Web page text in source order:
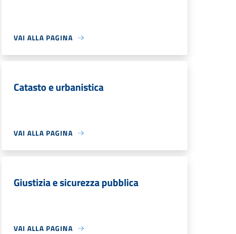
VAI ALLA PAGINA
Catasto e urbanistica
VAI ALLA PAGINA
Giustizia e sicurezza pubblica
VAI ALLA PAGINA